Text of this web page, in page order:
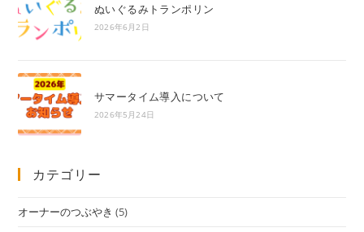
ぬいぐるみトランポリン
2026年6月2日
サマータイム導入について
2026年5月24日
カテゴリー
オーナーのつぶやき (5)